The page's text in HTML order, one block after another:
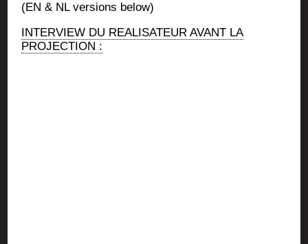
(EN & NL ver­sions below)
INTERVIEW DU REALISATEUR AVANT LA
PROJECTION :